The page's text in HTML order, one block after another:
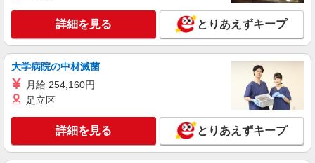
時給1450円〜1550円 ご経験・スキルにより考
慮致します スマホでかんたんに前払いで給与が受
け取れます（※上限、条件あり）
北海道札幌市北区 JR「札幌駅」、地下鉄「さ
っぽろ駅」直結
詳細を見る
スポーツ用品販売
詳細を見る とりあえずキープ
大学病院の中材滅菌
月給 254,160円
足立区
詳細を見る とりあえずキープ